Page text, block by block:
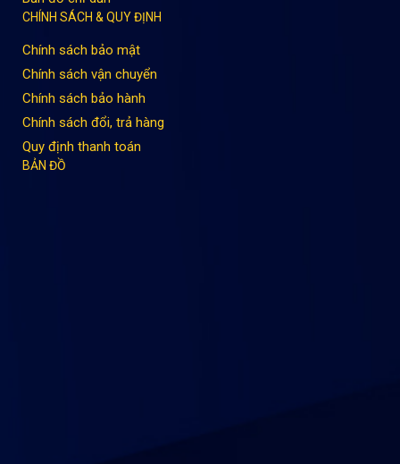
CHÍNH SÁCH & QUY ĐỊNH
Chính sách bảo mật
Chính sách vận chuyển
Chính sách bảo hành
Chính sách đổi, trả hàng
Quy định thanh toán
BẢN ĐỒ